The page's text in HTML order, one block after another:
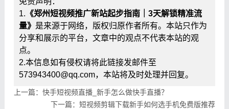
1. 《郑州短视频推广新站起步指南｜3天解锁精准流
量》 是来源于网络，版权归原作者所有。本站只作为
分享和展示的平台，文章中的观点不代表本站的观
点。
2.本信息如有侵权请将此链接发邮件至
573943400@qq.com，本站将及时处理并回复。
上一篇：快手短视频直播_新手怎么做快手直播？
下一篇：短视频剪辑下载新手如何选手机免费版推荐